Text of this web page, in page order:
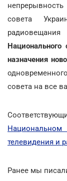
совета
Национального
назначения
совета на все
телевидения и
Ранее мы